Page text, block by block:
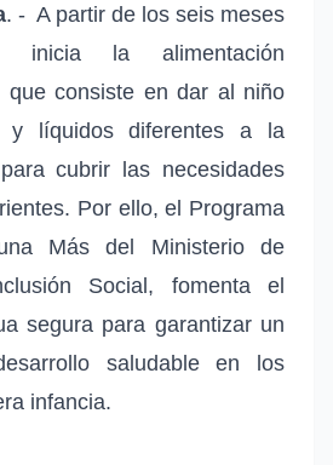
. - A partir de los seis meses
la alimentación
que consiste en dar al niño
y líquidos diferentes a la
cubrir las necesidades
Por ello, el Programa
Más del Ministerio de
Social, fomenta el
segura para garantizar un
saludable en los
infancia.